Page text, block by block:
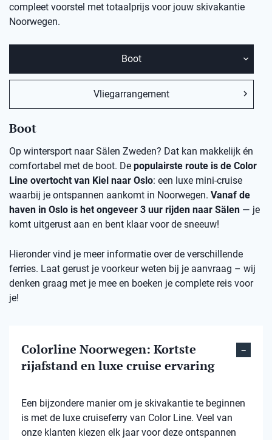
compleet voorstel met totaalprijs voor jouw skivakantie
Noorwegen.
Boot
Vliegarrangement
Boot
Op wintersport naar Sälen Zweden? Dat kan makkelijk én
comfortabel met de boot. De populairste route is de Color
Line overtocht van Kiel naar Oslo: een luxe mini-cruise
waarbij je ontspannen aankomt in Noorwegen. Vanaf de
haven in Oslo is het ongeveer 3 uur rijden naar Sälen — je
komt uitgerust aan en bent klaar voor de sneeuw!
Hieronder vind je meer informatie over de verschillende
ferries. Laat gerust je voorkeur weten bij je aanvraag – wij
denken graag met je mee en boeken je complete reis voor
je!
Colorline Noorwegen: Kortste
rijafstand en luxe cruise ervaring
Een bijzondere manier om je skivakantie te beginnen
is met de luxe cruiseferry van Color Line. Veel van
onze klanten kiezen elk jaar voor deze ontspannen